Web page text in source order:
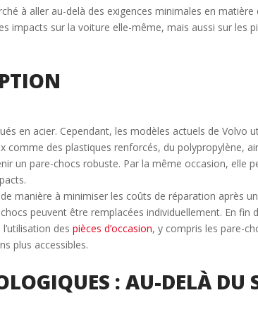
à aller au-delà des exigences minimales en
impacts sur la voiture elle-même, mais aussi sur les
en acier. Cependant, les modèles actuels de
des plastiques renforcés, du polypropylène,
un pare-chocs robuste. Par la même occasion, elle
manière à minimiser les coûts de réparation après
peuvent être remplacées individuellement. En
despièces d’occasion, y compris les pare-
plus accessibles.
: AU-DELÀ DU